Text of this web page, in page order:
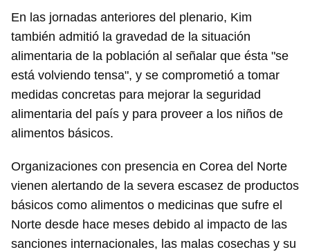
En las jornadas anteriores del plenario, Kim
también admitió la gravedad de la situación
alimentaria de la población al señalar que ésta "se
está volviendo tensa", y se comprometió a tomar
medidas concretas para mejorar la seguridad
alimentaria del país y para proveer a los niños de
alimentos básicos.
Organizaciones con presencia en Corea del Norte
vienen alertando de la severa escasez de productos
básicos como alimentos o medicinas que sufre el
Norte desde hace meses debido al impacto de las
sanciones internacionales, las malas cosechas y su